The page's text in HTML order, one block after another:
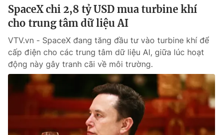
SpaceX chi 2,8 tỷ USD mua turbine khí
cho trung tâm dữ liệu AI
VTV.vn - SpaceX đang tăng đầu tư vào turbine khí để
cấp điện cho các trung tâm dữ liệu AI, giữa lúc hoạt
động này gây tranh cãi về môi trường.